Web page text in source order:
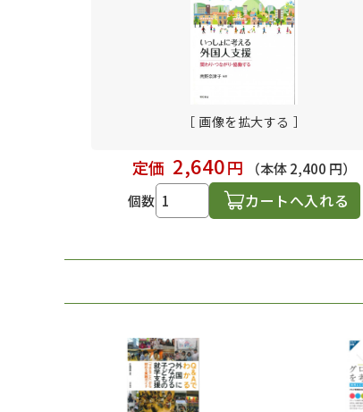
［ 画像を拡大する ］
定価 2,640円
（本体 2,400 円）
個数
カートへ入れる